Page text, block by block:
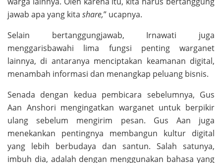
jawab apa yang kita share,” ucapnya.
Selain bertanggungjawab, Irnawati juga
menggarisbawahi lima fungsi penting warganet
lainnya, di antaranya menciptakan keamanan digital,
menambah informasi dan menangkap peluang bisnis.
Senada dengan kedua pembicara sebelumnya, Gus
Aan Anshori mengingatkan warganet untuk berpikir
ulang sebelum mengirim pesan. Gus Aan juga
menekankan pentingnya membangun kultur digital
yang lebih berbudaya dan santun. Salah satunya,
imbuh dia, adalah dengan menggunakan bahasa yang